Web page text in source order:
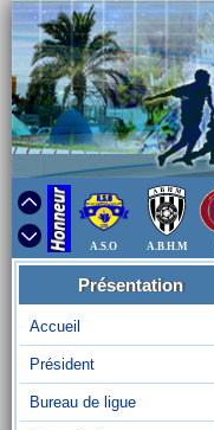
A.S.O A.B.H.M
Présentation
Accueil
Président
Bureau de ligue